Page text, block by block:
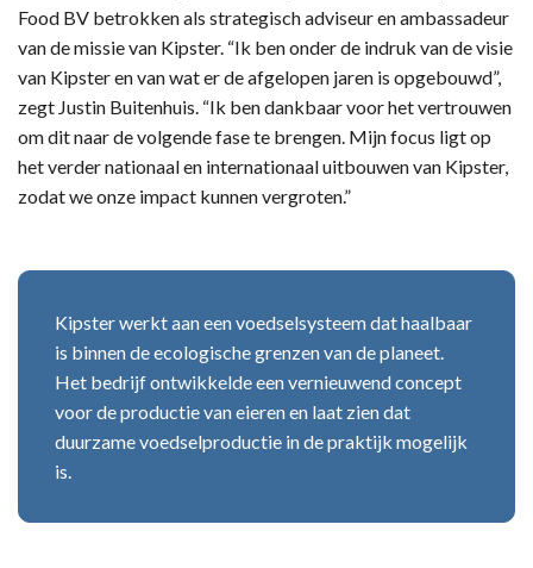
Food BV betrokken als strategisch adviseur en ambassadeur
van de missie van Kipster. “Ik ben onder de indruk van de visie
van Kipster en van wat er de afgelopen jaren is opgebouwd”,
zegt Justin Buitenhuis. “Ik ben dankbaar voor het vertrouwen
om dit naar de volgende fase te brengen. Mijn focus ligt op
het verder nationaal en internationaal uitbouwen van Kipster,
zodat we onze impact kunnen vergroten.”
Kipster werkt aan een voedselsysteem dat haalbaar
is binnen de ecologische grenzen van de planeet.
Het bedrijf ontwikkelde een vernieuwend concept
voor de productie van eieren en laat zien dat
duurzame voedselproductie in de praktijk mogelijk
is.